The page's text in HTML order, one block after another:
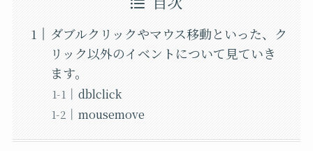
ダブルクリックやマウス移動といった、ク
リック以外のイベントについて見ていき
ます。
dblclick
mousemove